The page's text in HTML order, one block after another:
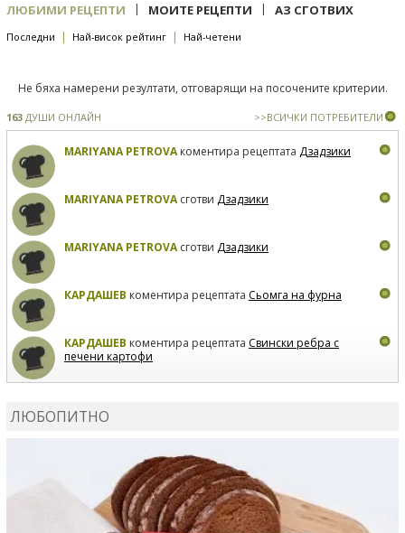
ЛЮБИМИ РЕЦЕПТИ | МОИТЕ РЕЦЕПТИ | АЗ СГОТВИХ
Последни | Най-висок рейтинг | Най-четени
Не бяха намерени резултати, отговарящи на посочените критерии.
163 ДУШИ ОНЛАЙН >>ВСИЧКИ ПОТРЕБИТЕЛИ
MARIYANA PETROVAкоментира рецептата Дзадзики
MARIYANA PETROVAсготви Дзадзики
MARIYANA PETROVAсготви Дзадзики
КАРДАШЕВ коментира рецептата Сьомга на фурна
КАРДАШЕВ коментира рецептата Свински ребра с
печени картофи
ЛЮБОПИТНО